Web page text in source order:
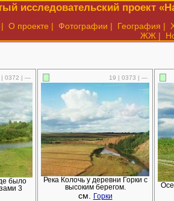
исследовательский проект
| О проекте | Фотографии | География |
ЖЖ |
| 0372 | —
было
3
19 | 0373 | —
Река Колочь у деревни Горки с
высоким берегом.
см. Горки